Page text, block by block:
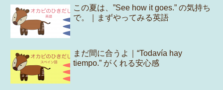
この夏は、”See how it goes.” の気持ち
で。｜まずやってみる英語
まだ間に合うよ｜“Todavía hay
tiempo.” がくれる安心感